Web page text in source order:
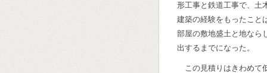
形工事と鉄道工事で、土
建築の経験をもったこと
部屋の敷地盛土と地なら
出するまでになった。
この見積りはきわめて